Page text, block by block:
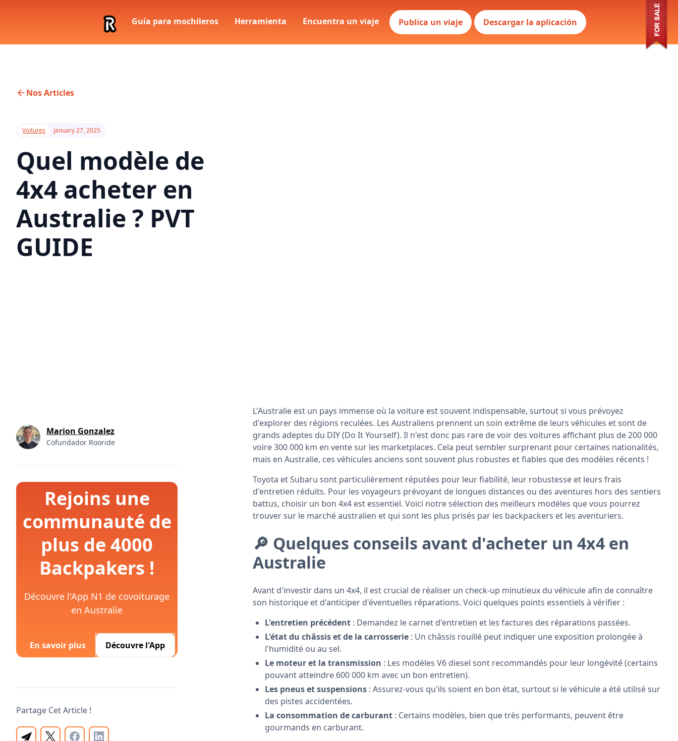
Guía para mochileros Herramienta Encuentra un viaje Publica un viaje Descargar la aplicación
Nos Articles
Voitures January 27, 2025
Quel modèle de
4x4 acheter en
Australie ? PVT
GUIDE
Marion Gonzalez
Cofundador Rooride
Rejoins une
communauté de
plus de 4000
Backpakers !
Découvre l'App N1 de covoiturage
en Australie
En savoir plus Découvre l'App
Partage Cet Article !
L'Australie est un pays immense où la voiture est souvent indispensable, surtout si vous prévoyez
d'explorer des régions reculées. Les Australiens prennent un soin extrême de leurs véhicules et sont de
grands adeptes du DIY (Do It Yourself). Il n'est donc pas rare de voir des voitures affichant plus de 200 000
voire 300 000 km en vente sur les marketplaces. Cela peut sembler surprenant pour certaines nationalités,
mais en Australie, ces véhicules anciens sont souvent plus robustes et fiables que des modèles récents !
Toyota et Subaru sont particulièrement réputées pour leur fiabilité, leur robustesse et leurs frais
d'entretien réduits. Pour les voyageurs prévoyant de longues distances ou des aventures hors des sentiers
battus, choisir un bon 4x4 est essentiel. Voici notre sélection des meilleurs modèles que vous pourrez
trouver sur le marché australien et qui sont les plus prisés par les backpackers et les aventuriers.
🔎 Quelques conseils avant d'acheter un 4x4 en
Australie
Avant d'investir dans un 4x4, il est crucial de réaliser un check-up minutieux du véhicule afin de connaître
son historique et d'anticiper d'éventuelles réparations. Voici quelques points essentiels à vérifier :
L'entretien précédent : Demandez le carnet d'entretien et les factures des réparations passées.
L'état du châssis et de la carrosserie : Un châssis rouillé peut indiquer une exposition prolongée à
l'humidité ou au sel.
Le moteur et la transmission : Les modèles V6 diesel sont recommandés pour leur longévité (certains
pouvant atteindre 600 000 km avec un bon entretien).
Les pneus et suspensions : Assurez-vous qu'ils soient en bon état, surtout si le véhicule a été utilisé sur
des pistes accidentées.
La consommation de carburant : Certains modèles, bien que très performants, peuvent être
gourmands en carburant.